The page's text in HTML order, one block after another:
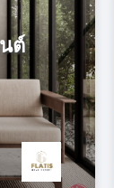
ต์